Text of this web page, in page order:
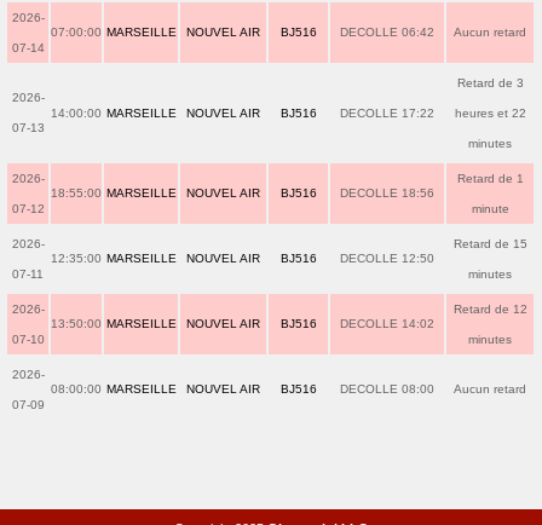
2026-
07-14
07:00:00 MARSEILLE NOUVEL AIR BJ516 DECOLLE 06:42 Aucun retard
2026-
07-13
14:00:00 MARSEILLE NOUVEL AIR BJ516 DECOLLE 17:22
Retard de 3
heures et 22
minutes
2026-
07-12
18:55:00 MARSEILLE NOUVEL AIR BJ516 DECOLLE 18:56
Retard de 1
minute
2026-
07-11
12:35:00 MARSEILLE NOUVEL AIR BJ516 DECOLLE 12:50
Retard de 15
minutes
2026-
07-10
13:50:00 MARSEILLE NOUVEL AIR BJ516 DECOLLE 14:02
Retard de 12
minutes
2026-
07-09
08:00:00 MARSEILLE NOUVEL AIR BJ516 DECOLLE 08:00 Aucun retard